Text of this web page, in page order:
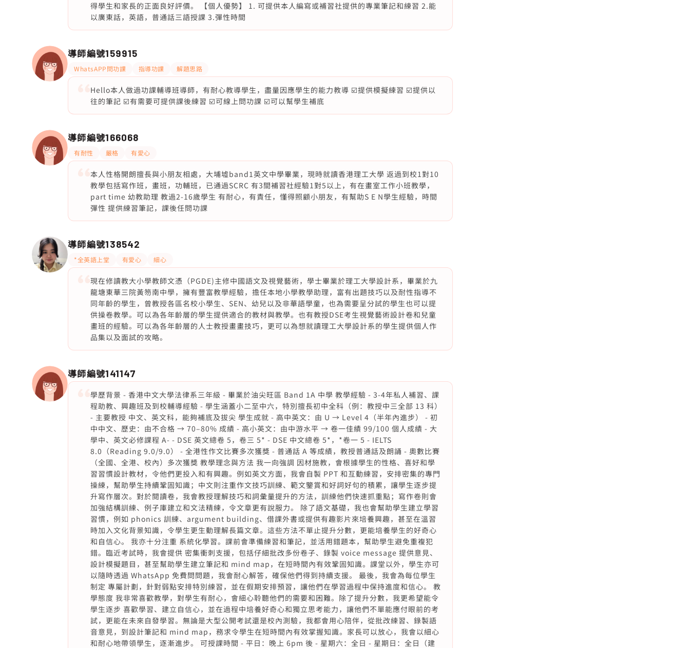
得學生和家長的正面良好評價。 【個人優勢】 1. 可提供本人編寫或補習社提供的專業筆記和練習 2.能
以廣東話，英語，普通話三語授課 3.彈性時間
導師編號159915
WhatsAPP問功課 指導功課 解題思路
Hello本人做過功課輔導班導師，有耐心教導學生，盡量因應學生的能力教導 ☑️提供模擬練習 ☑️提供以
往的筆記 ☑️有需要可提供課後練習 ☑️可線上問功課 ☑️可以幫學生補底
導師編號166068
有耐性 嚴格 有愛心
本人性格開朗擅長與小朋友相處，大埔墟band1英文中學畢業，現時就讀香港理工大學 返過到校1對10
教學包括寫作班，畫班，功輔班，已通過SCRC 有3間補習社經驗1對5以上，有在畫室工作小班教學，
part time 幼教助理 教過2-16歲學生 有耐心，有責任，懂得照顧小朋友，有幫助S E N學生經驗，時間
彈性 提供練習筆記，課後任問功課
導師編號138542
*全英語上堂 有愛心 細心
現在修讀教大小學教師文憑（PGDE)主修中國語文及視覺藝術，學士畢業於理工大學設計系，畢業於九
龍塘東華三院黃笏南中學，擁有豐富教學經驗，擔任本地小學教學助理，富有出題技巧以及耐性指導不
同年齡的學生，曾教授各區名校小學生、SEN、幼兒以及非華語學童，也為需要呈分試的學生也可以提
供操卷教學。可以為各年齡層的學生提供適合的教材與教學。也有教授DSE考生視覺藝術設計卷和兒童
畫班的經驗。可以為各年齡層的人士教授畫畫技巧，更可以為想就讀理工大學設計系的學生提供個人作
品集以及面試的攻略。
導師編號141147
學歷背景 - 香港中文大學法律系三年級 - 畢業於油尖旺區 Band 1A 中學 教學經驗 - 3-4年私人補習、課
程助教、興趣班及到校輔導經驗 - 學生涵蓋小二至中六，特別擅長初中全科（例：教授中三全部 13 科）
- 主要教授 中文、英文科，能夠補底及拔尖 學生成就 - 高中英文：由 U → Level 4（半年內進步） - 初
中中文、歷史：由不合格 → 70–80% 成績 - 高小英文：由中游水平 → 卷一佳績 99/100 個人成績 - 大
學中、英文必修課程 A- - DSE 英文總卷 5，卷三 5* - DSE 中文總卷 5*，*卷一 5 - IELTS
8.0（Reading 9.0/9.0） - 全港性作文比賽多次獲獎 - 普通話 A 等成績，教授普通話及朗誦 - 奧數比賽
（全國、全港、校內）多次獲獎 教學理念與方法 我一向強調 因材施教，會根據學生的性格、喜好和學
習習慣設計教材，令他們更投入和有興趣。例如英文方面，我會自製 PPT 和互動練習，安排密集的專門
操練，幫助學生持續鞏固知識；中文則注重作文技巧訓練、範文鑒賞和好詞好句的積累，讓學生逐步提
升寫作層次。對於閱讀卷，我會教授理解技巧和詞彙量提升的方法，訓練他們快速抓重點；寫作卷則會
加強結構訓練、例子庫建立和文法精練，令文章更有說服力。 除了語文基礎，我也會幫助學生建立學習
習慣，例如 phonics 訓練、argument building、借課外書或提供有趣影片來培養興趣，甚至在溫習
時加入文化背景知識，令學生更生動理解長篇文章。這些方法不單止提升分數，更能培養學生的好奇心
和自信心。 我亦十分注重 系統化學習。課前會準備練習和筆記，並活用錯題本，幫助學生避免重複犯
錯。臨近考試時，我會提供 密集衝刺支援，包括仔細批改多份卷子、錄製 voice message 提供意見、
設計模擬題目，甚至幫助學生建立筆記和 mind map，在短時間內有效鞏固知識。課堂以外，學生亦可
以隨時透過 WhatsApp 免費問問題，我會耐心解答，確保他們得到持續支援。 最後，我會為每位學生
制定 專屬計劃，針對弱點安排特別練習，並在假期安排預習，讓他們在學習過程中保持進度和信心。 教
學態度 我非常喜歡教學，對學生有耐心，會細心聆聽他們的需要和困難。除了提升分數，我更希望能令
學生逐步 喜歡學習、建立自信心，並在過程中培養好奇心和獨立思考能力，讓他們不單能應付眼前的考
試，更能在未來自發學習。無論是大型公開考試還是校內測驗，我都會用心陪伴，從批改練習、錄製語
音意見，到設計筆記和 mind map，務求令學生在短時間內有效掌握知識。家長可以放心，我會以細心
和耐心地帶領學生，逐漸進步。 可授課時間 - 平日：晚上 6pm 後 - 星期六：全日 - 星期日：全日（建